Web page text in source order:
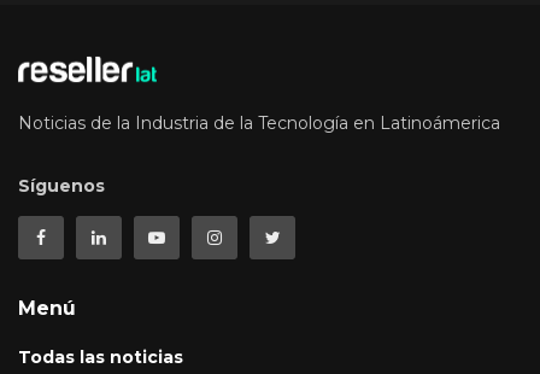
Noticias de la Industria de la Tecnología en Latinoámerica
Síguenos
Menú
Todas las noticias